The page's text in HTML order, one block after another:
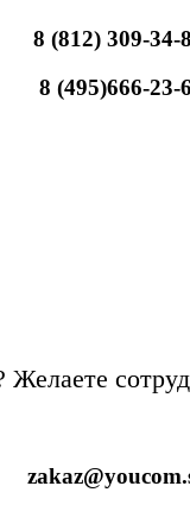
8 (812) 309-34-
8 (495)666-23-
Желаете